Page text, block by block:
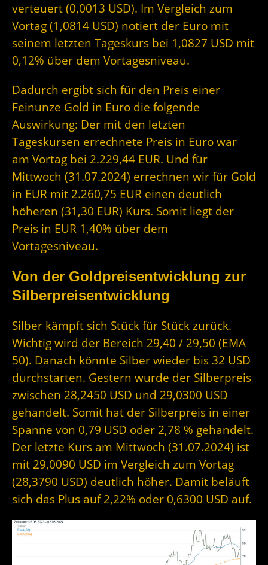
verteuert (0,0013 USD). Im Vergleich zum
Vortag (1,0814 USD) notiert der Euro mit
seinem letzten Tageskurs bei 1,0827 USD mit
0,12% über dem Vortagesniveau.
Dadurch ergibt sich für den Preis einer
Feinunze Gold in Euro die folgende
Auswirkung: Der mit den letzten
Tageskursen errechnete Preis in Euro war
am Vortag bei 2.229,44 EUR. Und für
Mittwoch (31.07.2024) errechnen wir für Gold
in EUR mit 2.260,75 EUR einen deutlich
höheren (31,30 EUR) Kurs. Somit liegt der
Preis in EUR 1,40% über dem
Vortagesniveau.
Von der Goldpreisentwicklung zur
Silberpreisentwicklung
Silber kämpft sich Stück für Stück zurück.
Wichtig wird der Bereich 29,40 / 29,50 (EMA
50). Danach könnte Silber wieder bis 32 USD
durchstarten. Gestern wurde der Silberpreis
zwischen 28,2450 USD und 29,0300 USD
gehandelt. Somit hat der Silberpreis in einer
Spanne von 0,79 USD oder 2,78 % gehandelt.
Der letzte Kurs am Mittwoch (31.07.2024) ist
mit 29,0090 USD im Vergleich zum Vortag
(28,3790 USD) deutlich höher. Damit beläuft
sich das Plus auf 2,22% oder 0,6300 USD auf.